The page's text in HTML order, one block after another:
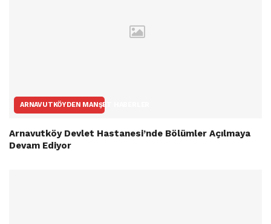
ARNAVUTKÖYDEN MANŞET HABERLER
Arnavutköy Devlet Hastanesi’nde Bölümler Açılmaya
Devam Ediyor